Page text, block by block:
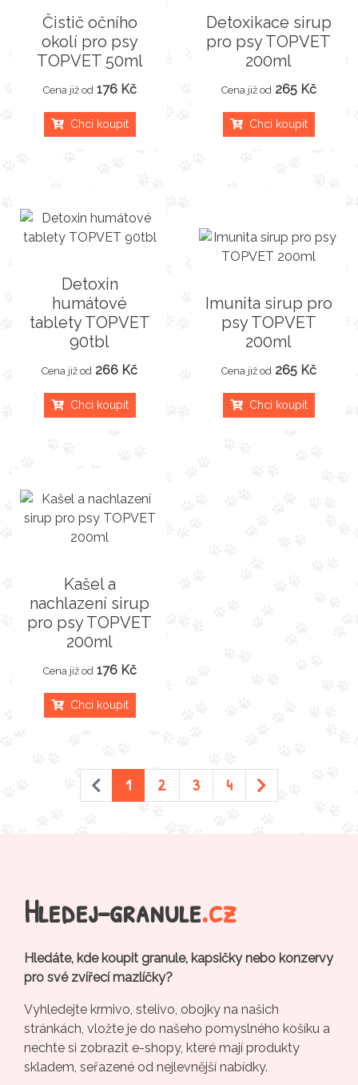
Čistič očního
okolí pro psy
TOPVET 50ml
Cena již od 176 Kč
Chci koupit
Detoxikace sirup
pro psy TOPVET
200ml
Cena již od 265 Kč
Chci koupit
Detoxin
humátové
tablety TOPVET
90tbl
Cena již od 266 Kč
Chci koupit
Imunita sirup pro
psy TOPVET
200ml
Cena již od 265 Kč
Chci koupit
Kašel a
nachlazení sirup
pro psy TOPVET
200ml
Cena již od 176 Kč
Chci koupit
1 2 3 4
Hledej-granule.cz
Hledáte, kde koupit granule, kapsičky nebo konzervy
pro své zvířecí mazlíčky?
Vyhledejte krmivo, stelivo, obojky na našich
stránkách, vložte je do našeho pomyslného košíku a
nechte si zobrazit e-shopy, které mají produkty
skladem, seřazené od nejlevnější nabídky.